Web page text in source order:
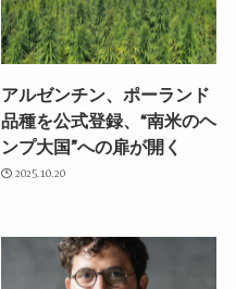
アルゼンチン、ポーランド
品種を公式登録、“南米のヘ
ンプ大国”への扉が開く
2025.10.20